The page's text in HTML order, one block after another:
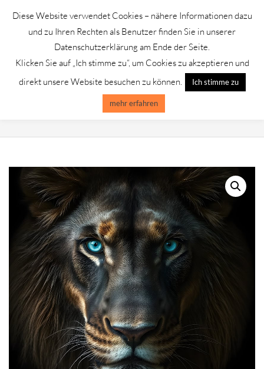
content GALERIE CHROMIK
Primary
Navigation
THE LION
Diese Website verwendet Cookies – nähere Informationen dazu
und zu Ihren Rechten als Benutzer finden Sie in unserer
Datenschutzerklärung am Ende der Seite.
Klicken Sie auf „Ich stimme zu“, um Cookies zu akzeptieren und
direkt unsere Website besuchen zu können.
Ich stimme zu
mehr erfahren